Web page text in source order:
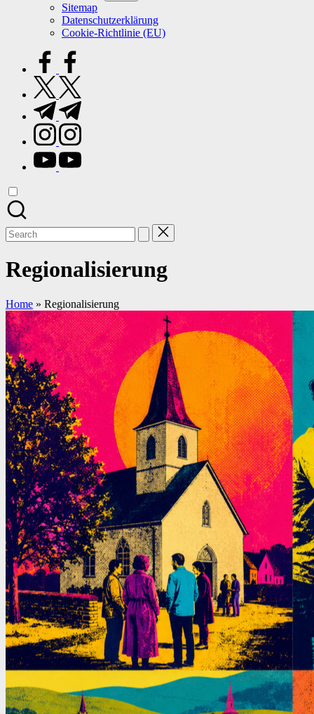
Sitemap
Datenschutzerklärung
Cookie-Richtlinie (EU)
facebook.com
twitter.com
t.me
instagram.com
youtube.com
Search
for:
Regionalisierung
Home » Regionalisierung